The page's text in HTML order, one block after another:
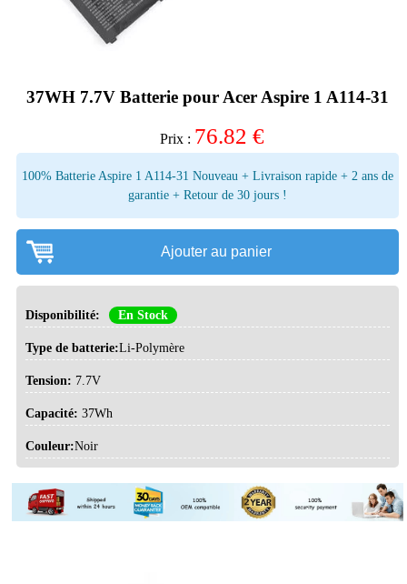
37WH 7.7V Batterie pour Acer Aspire 1 A114-31
Prix : 76.82 €
100% Batterie Aspire 1 A114-31 Nouveau + Livraison rapide + 2 ans de
garantie + Retour de 30 jours !
Ajouter au panier
Disponibilité: En Stock
Type de batterie:Li-Polymère
Tension: 7.7V
Capacité: 37Wh
Couleur:Noir